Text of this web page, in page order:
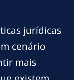
jurídicas
cenário
mais